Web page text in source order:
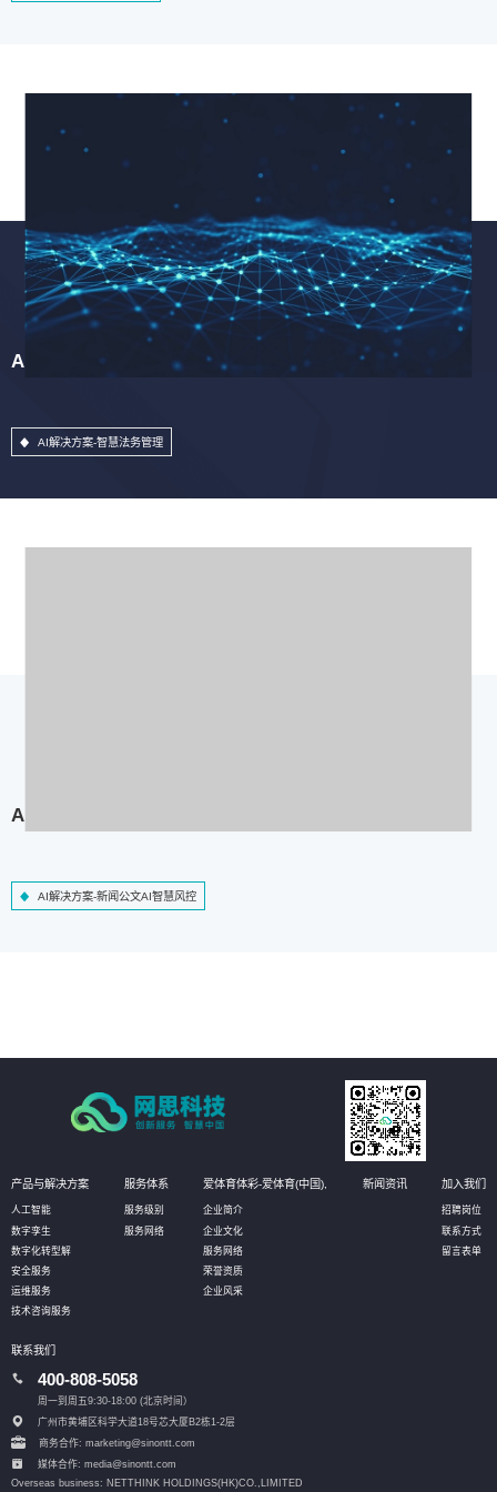
AI解决方案-智慧法务管理
AI解决方案-智慧法务管理
AI解决方案-新闻公文AI智慧风控
AI解决方案-新闻公文AI智慧风控
产品与解决方案
人工智能
数字孪生
数字化转型解
安全服务
运维服务
技术咨询服务
服务体系
服务级别
服务网络
爱体育体彩-爱体育(中国),
企业简介
企业文化
服务网络
荣誉资质
企业风采
新闻资讯 加入我们
招聘岗位
联系方式
留言表单
联系我们
400-808-5058
周一到周五9:30-18:00 (北京时间）
广州市黄埔区科学大道18号芯大厦B2栋1-2层
商务合作: marketing@sinontt.com
媒体合作: media@sinontt.com
Overseas business: NETTHINK HOLDINGS(HK)CO.,LIMITED